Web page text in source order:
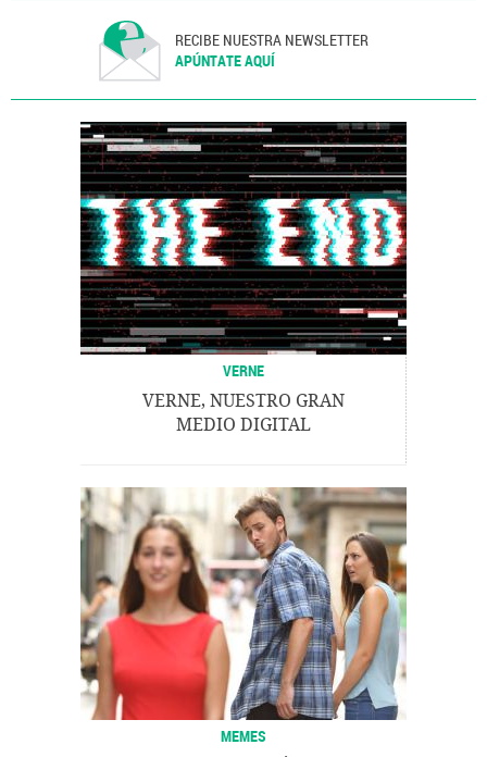
RECIBE NUESTRA NEWSLETTER
APÚNTATE AQUÍ
VERNE
VERNE, NUESTRO GRAN
MEDIO DIGITAL
MEMES